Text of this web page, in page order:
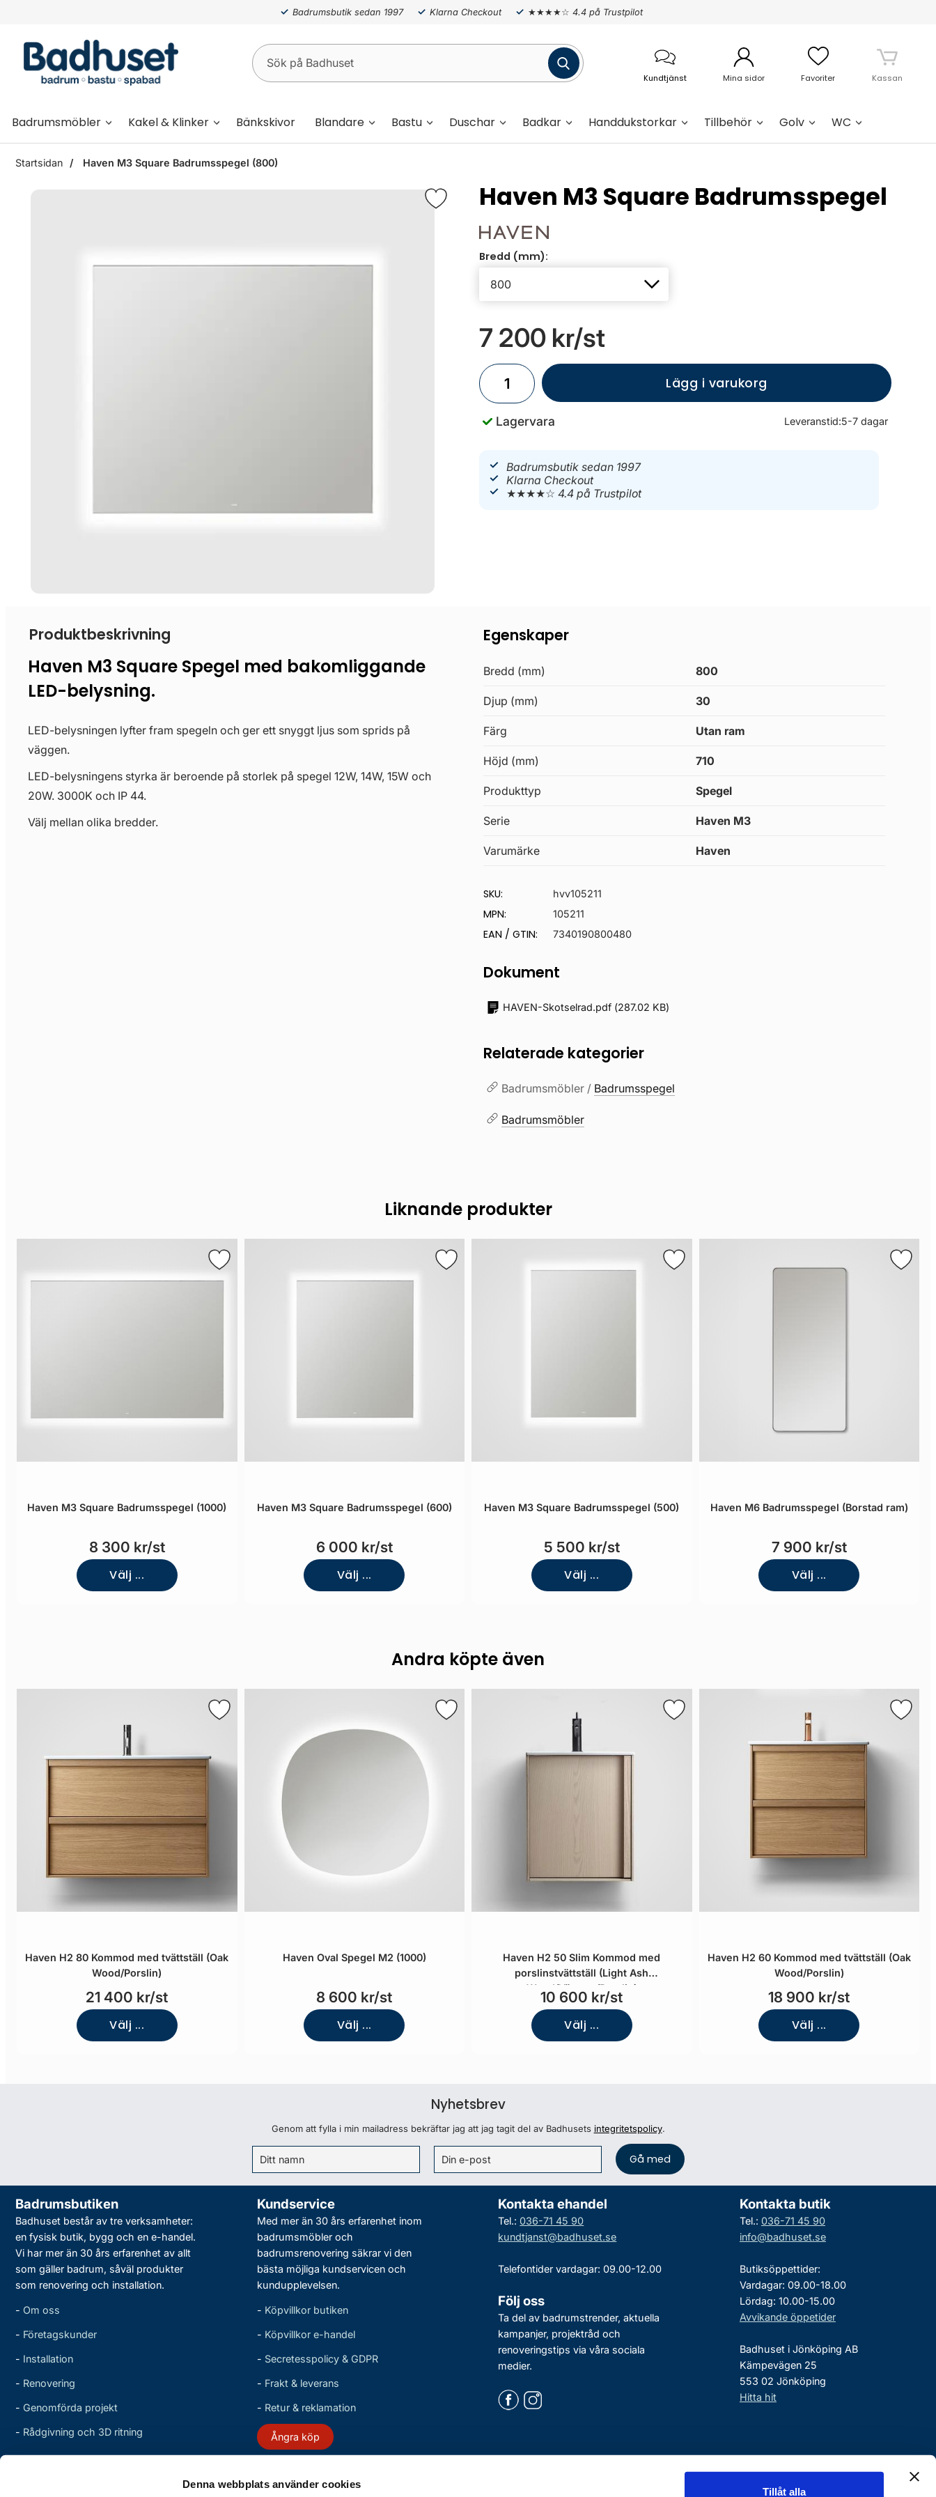
Denna webbplats använder cookies
Tillåt alla
Badrumsbutik sedan 1997 Klarna Checkout ★★★★☆ 4.4 på Trustpilot
Kundtjänst Mina sidor Favoriter Kassan
Badrumsmöbler Kakel & Klinker Bänkskivor Blandare Bastu Duschar Badkar Handdukstorkar Tillbehör Golv WC
Startsidan Haven M3 Square Badrumsspegel (800)
Haven M3 Square Badrumsspegel
Bredd (mm):
7 200 kr/st
Lägg i varukorg
Lagervara Leveranstid:5-7 dagar
Badrumsbutik sedan 1997
Klarna Checkout
★★★★☆4.4 på Trustpilot
Produktbeskrivning
Haven M3 Square Spegel med bakomliggande
LED-belysning.
LED-belysningen lyfter fram spegeln och ger ett snyggt ljus som sprids på
väggen.
LED-belysningens styrka är beroende på storlek på spegel 12W, 14W, 15W och
20W. 3000K och IP 44.
Välj mellan olika bredder.
Egenskaper
Bredd (mm) 800
Djup (mm) 30
Färg Utan ram
Höjd (mm) 710
Produkttyp Spegel
Serie Haven M3
Varumärke Haven
SKU: hvv105211
MPN: 105211
EAN / GTIN: 7340190800480
Dokument
HAVEN-Skotselrad.pdf (287.02 KB)
Relaterade kategorier
Badrumsmöbler / Badrumsspegel
Badrumsmöbler
Liknande produkter
Haven M3 Square Badrumsspegel (1000)
8 300 kr/st
Välj ...
Haven M3 Square Badrumsspegel (600)
6 000 kr/st
Välj ...
Haven M3 Square Badrumsspegel (500)
5 500 kr/st
Välj ...
Haven M6 Badrumsspegel (Borstad ram)
7 900 kr/st
Välj ...
Andra köpte även
Haven H2 80 Kommod med tvättställ (Oak
Wood/Porslin)
21 400 kr/st
Välj ...
Haven Oval Spegel M2 (1000)
8 600 kr/st
Välj ...
Haven H2 50 Slim Kommod med
porslinstvättställ (Light Ash
Wood/Vänster/Porslin)
10 600 kr/st
Välj ...
Haven H2 60 Kommod med tvättställ (Oak
Wood/Porslin)
18 900 kr/st
Välj ...
Nyhetsbrev
Genom att fylla i min mailadress bekräftar jag att jag tagit del av Badhusets integritetspolicy.
Badrumsbutiken
Badhuset består av tre verksamheter:
en fysisk butik, bygg och en e-handel.
Vi har mer än 30 års erfarenhet av allt
som gäller badrum, såväl produkter
som renovering och installation.
- Om oss
- Företagskunder
- Installation
- Renovering
- Genomförda projekt
- Rådgivning och 3D ritning
Kundservice
Med mer än 30 års erfarenhet inom
badrumsmöbler och
badrumsrenovering säkrar vi den
bästa möjliga kundservicen och
kundupplevelsen.
- Köpvillkor butiken
- Köpvillkor e-handel
- Secretesspolicy & GDPR
- Frakt & leverans
- Retur & reklamation
Ångra köp
Kontakta ehandel
Tel.: 036-71 45 90
kundtjanst@badhuset.se
Telefontider vardagar: 09.00-12.00
Följ oss
Ta del av badrumstrender, aktuella
kampanjer, projektråd och
renoveringstips via våra sociala
medier.
Kontakta butik
Tel.: 036-71 45 90
info@badhuset.se
Butiksöppettider:
Vardagar: 09.00-18.00
Lördag: 10.00-15.00
Avvikande öppetider
Badhuset i Jönköping AB
Kämpevägen 25
553 02 Jönköping
Hitta hit